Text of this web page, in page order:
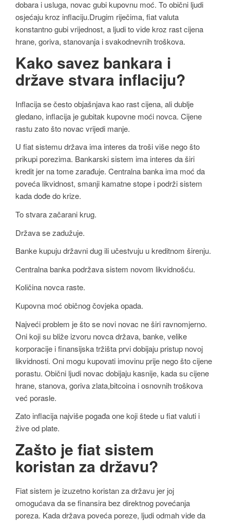
dobara i usluga, novac gubi kupovnu moć. To obični ljudi
osjećaju kroz inflaciju.Drugim riječima, fiat valuta
konstantno gubi vrijednost, a ljudi to vide kroz rast cijena
hrane, goriva, stanovanja i svakodnevnih troškova.
Kako savez bankara i
države stvara inflaciju?
Inflacija se često objašnjava kao rast cijena, ali dublje
gledano, inflacija je gubitak kupovne moći novca. Cijene
rastu zato što novac vrijedi manje.
U fiat sistemu država ima interes da troši više nego što
prikupi porezima. Bankarski sistem ima interes da širi
kredit jer na tome zarađuje. Centralna banka ima moć da
poveća likvidnost, smanji kamatne stope i podrži sistem
kada dođe do krize.
To stvara začarani krug.
Država se zadužuje.
Banke kupuju državni dug ili učestvuju u kreditnom širenju.
Centralna banka podržava sistem novom likvidnošću.
Količina novca raste.
Kupovna moć običnog čovjeka opada.
Najveći problem je što se novi novac ne širi ravnomjerno.
Oni koji su bliže izvoru novca država, banke, velike
korporacije i finansijska tržišta prvi dobijaju pristup novoj
likvidnosti. Oni mogu kupovati imovinu prije nego što cijene
porastu. Obični ljudi novac dobijaju kasnije, kada su cijene
hrane, stanova, goriva zlata,bitcoina i osnovnih troškova
već porasle.
Zato inflacija najviše pogađa one koji štede u fiat valuti i
žive od plate.
Zašto je fiat sistem
koristan za državu?
Fiat sistem je izuzetno koristan za državu jer joj
omogućava da se finansira bez direktnog povećanja
poreza. Kada država poveća poreze, ljudi odmah vide da